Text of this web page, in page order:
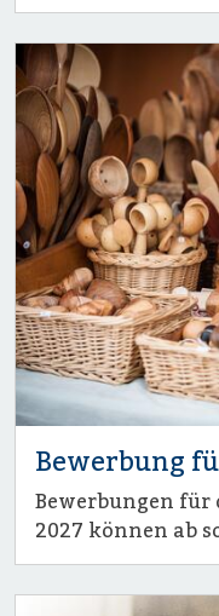
Bewerbung
Bewerbungen für
2027 können ab